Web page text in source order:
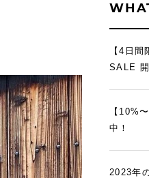
【4日
SALE
【10%
中！
2023年